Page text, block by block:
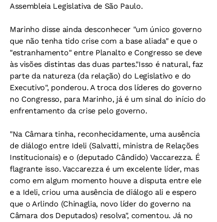
Assembleia Legislativa de São Paulo.
Marinho disse ainda desconhecer "um único governo
que não tenha tido crise com a base aliada" e que o
"estranhamento" entre Planalto e Congresso se deve
às visões distintas das duas partes."Isso é natural, faz
parte da natureza (da relação) do Legislativo e do
Executivo", ponderou. A troca dos líderes do governo
no Congresso, para Marinho, já é um sinal do início do
enfrentamento da crise pelo governo.
"Na Câmara tinha, reconhecidamente, uma ausência
de diálogo entre Ideli (Salvatti, ministra de Relações
Institucionais) e o (deputado Cândido) Vaccarezza. É
flagrante isso. Vaccarezza é um excelente líder, mas
como em algum momento houve a disputa entre ele
e a Ideli, criou uma ausência de diálogo ali e espero
que o Arlindo (Chinaglia, novo líder do governo na
Câmara dos Deputados) resolva", comentou. Já no